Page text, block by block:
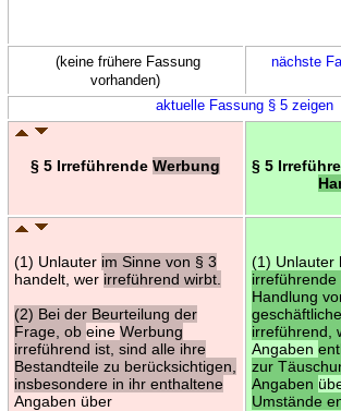
(keine frühere Fassung
vorhanden)
nächste
aktuelle Fassung § 5 zeigen
§ 5 Irreführende Werbung § 5
(1) Unlauter im Sinne von § 3
handelt, wer irreführend wirbt.
(2) Bei der Beurteilung der
Frage, ob eine Werbung
irreführend ist, sind alle ihre
Bestandteile zu berücksichtigen,
insbesondere in ihr enthaltene
Angaben über
(1) Unlauter
irreführende
Handlung
irreführend,
Angaben
zur
Angaben
Umstände